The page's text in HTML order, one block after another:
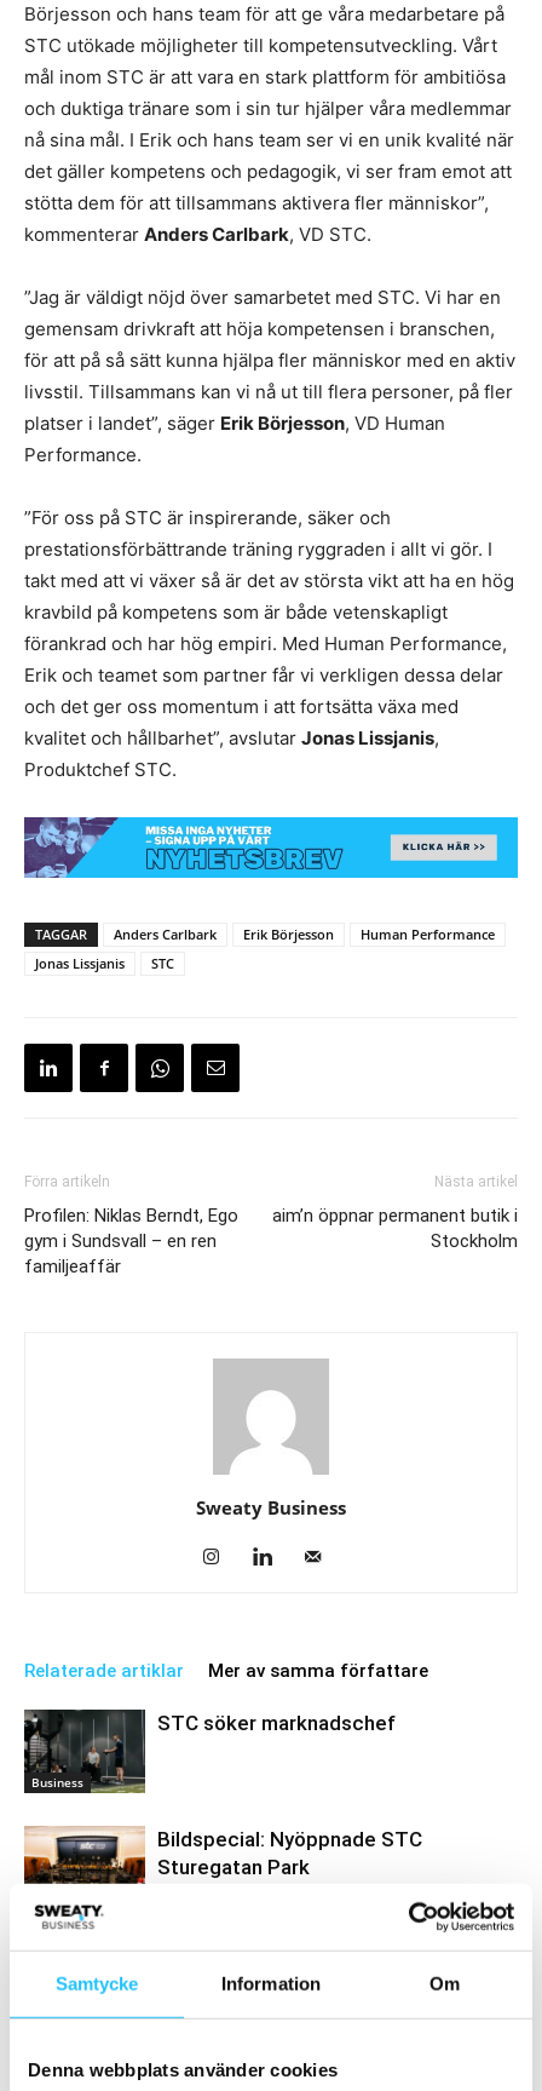
Samtycke Information Om
Denna webbplats använder cookies
Börjesson och hans team för att ge våra medarbetare på
STC utökade möjligheter till kompetensutveckling. Vårt
mål inom STC är att vara en stark plattform för ambitiösa
och duktiga tränare som i sin tur hjälper våra medlemmar
nå sina mål. I Erik och hans team ser vi en unik kvalité när
det gäller kompetens och pedagogik, vi ser fram emot att
stötta dem för att tillsammans aktivera fler människor”,
kommenterar Anders Carlbark, VD STC.
”Jag är väldigt nöjd över samarbetet med STC. Vi har en
gemensam drivkraft att höja kompetensen i branschen,
för att på så sätt kunna hjälpa fler människor med en aktiv
livsstil. Tillsammans kan vi nå ut till flera personer, på fler
platser i landet”, säger Erik Börjesson, VD Human
Performance.
”För oss på STC är inspirerande, säker och
prestationsförbättrande träning ryggraden i allt vi gör. I
takt med att vi växer så är det av största vikt att ha en hög
kravbild på kompetens som är både vetenskapligt
förankrad och har hög empiri. Med Human Performance,
Erik och teamet som partner får vi verkligen dessa delar
och det ger oss momentum i att fortsätta växa med
kvalitet och hållbarhet”, avslutar Jonas Lissjanis,
Produktchef STC.
TAGGAR Anders Carlbark Erik Börjesson
Human Performance
Jonas Lissjanis
STC
Förra artikeln
Profilen: Niklas Berndt, Ego
gym i Sundsvall – en ren
familjeaffär
Nästa artikel
aim’n öppnar permanent butik i
Stockholm
Sweaty Business
Relaterade artiklar Mer av samma författare
Business
STC söker marknadschef
Bildspecial: Nyöppnade STC
Sturegatan Park
Business
STC söker Digital affärsutvecklare